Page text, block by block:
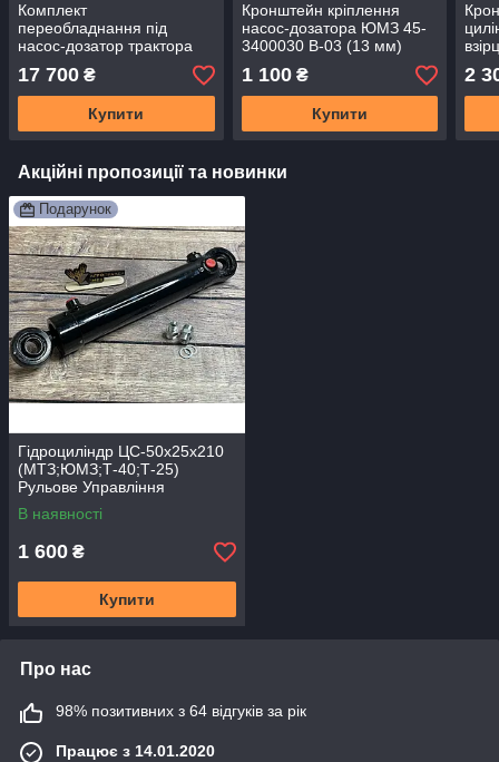
Комплект
переобладнання під
насос-дозатор трактора
МТЗ-82. Кронштейн на ЦС
з Хомутом (балка старого
взірця)
17 700 ₴
Купити
Кронштейн кріплення
насос-дозатора ЮМЗ 45-
3400030 В-03 (13 мм)
нового взірця
1 100₴
Купити
без
2
Акційні пропозиції та новинки
Подарунок
Гідроциліндр ЦС-50х25х210
(МТЗ;ЮМЗ;Т-40;Т-25)
Рульове Управління
В наявності
1 600 ₴
Купити
Про нас
98% позитивних з 64 відгуків за рік
Працює з 14.01.2020